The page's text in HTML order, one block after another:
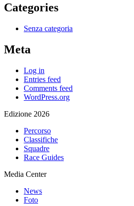
Categories
Senza categoria
Meta
Log in
Entries feed
Comments feed
WordPress.org
Edizione 2026
Percorso
Classifiche
Squadre
Race Guides
Media Center
News
Foto